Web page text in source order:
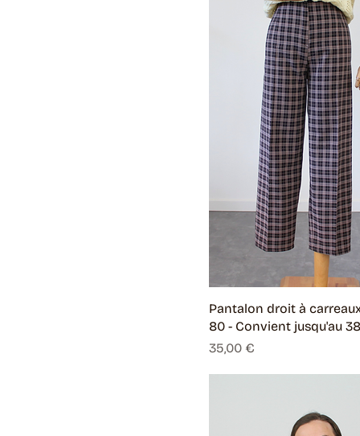
Pantalon droit à
80 - Convient jusqu'au 38
Prix
35,00 €